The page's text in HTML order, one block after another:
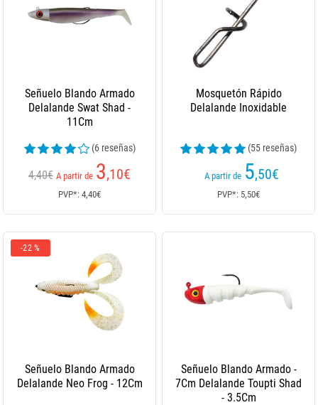
Señuelo Blando Armado
Delalande Swat Shad -
11Cm
(6 reseñas)
4,40€ A partir de 3,10€
PVP*: 4,40€
Mosquetón Rápido
Delalande Inoxidable
(55 reseñas)
A partir de 5,50€
PVP*: 5,50€
-22 %
Señuelo Blando Armado
Delalande Neo Frog - 12Cm
Señuelo Blando Armado -
7Cm Delalande Toupti Shad
- 3.5Cm